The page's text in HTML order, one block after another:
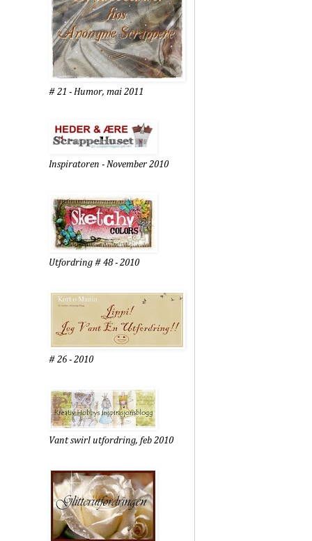
# 21 - Humor, mai 2011
Inspiratoren - November 2010
Utfordring # 48 - 2010
# 26 - 2010
Vant swirl utfordring, feb 2010